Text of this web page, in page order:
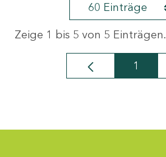
60 Einträge
Zeige 1 bis 5 von 5 Einträgen.
Seite
1